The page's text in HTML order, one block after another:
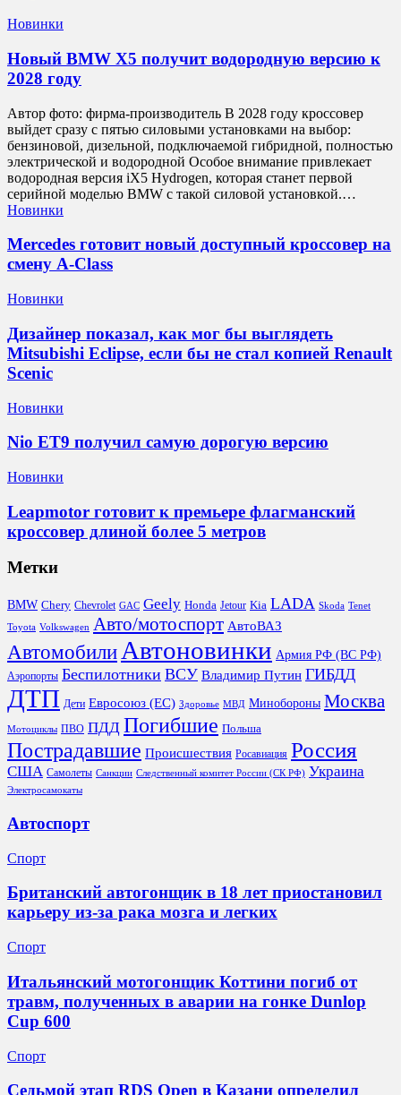
Новинки
Новый BMW X5 получит водородную версию к
2028 году
Автор фото: фирма-производитель В 2028 году кроссовер
выйдет сразу с пятью силовыми установками на выбор:
бензиновой, дизельной, подключаемой гибридной, полностью
электрической и водородной Особое внимание привлекает
водородная версия iX5 Hydrogen, которая станет первой
серийной моделью BMW с такой силовой установкой.…
Новинки
Mercedes готовит новый доступный кроссовер на
смену A-Class
Новинки
Дизайнер показал, как мог бы выглядеть
Mitsubishi Eclipse, если бы не стал копией Renault
Scenic
Новинки
Nio ET9 получил самую дорогую версию
Новинки
Leapmotor готовит к премьере флагманский
кроссовер длиной более 5 метров
Метки
BMW Chery Chevrolet GAC Geely Honda Jetour Kia LADA Skoda Tenet
Toyota Volkswagen Авто/мотоспорт АвтоВАЗ
Автомобили Автоновинки Армия РФ (ВС РФ)
Аэропорты Беспилотники ВСУ Владимир Путин ГИБДД
ДТП Дети Евросоюз (ЕС) Здоровье МВД Минобороны Москва
Мотоциклы ПВО ПДД Погибшие Польша
Пострадавшие Происшествия Росавиация Россия
США Самолеты Санкции Следственный комитет России (СК РФ) Украина
Электросамокаты
Автоспорт
Спорт
Британский автогонщик в 18 лет приостановил
карьеру из‑за рака мозга и легких
Спорт
Итальянский мотогонщик Коттини погиб от
травм, полученных в аварии на гонке Dunlop
Cup 600
Спорт
Седьмой этап RDS Open в Казани определил